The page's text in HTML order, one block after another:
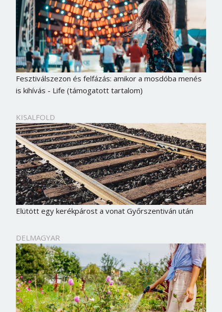
Fesztiválszezon és felfázás: amikor a mosdóba menés
is kihívás - Life (támogatott tartalom)
KISALFOLD
Elütött egy kerékpárost a vonat Győrszentiván után
DELMAGYAR